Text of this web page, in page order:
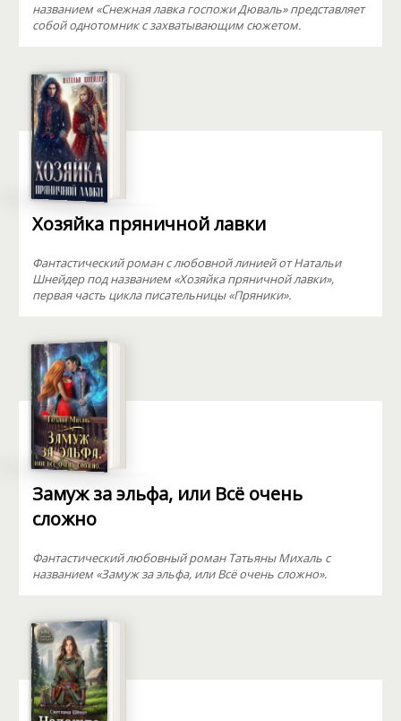
названием «Снежная лавка госпожи Дюваль» представляет
собой однотомник с захватывающим сюжетом.
Хозяйка пряничной лавки
Фантастический роман с любовной линией от Натальи
Шнейдер под названием «Хозяйка пряничной лавки»,
первая часть цикла писательницы «Пряники».
Замуж за эльфа, или Всё очень
сложно
Фантастический любовный роман Татьяны Михаль с
названием «Замуж за эльфа, или Всё очень сложно».